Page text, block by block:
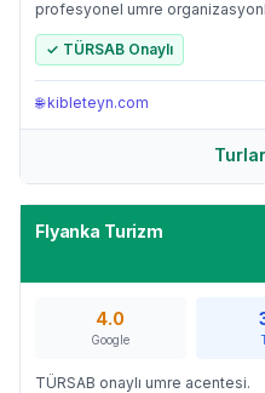
profesyonel umre
✓ TÜRSAB Onaylı
🌐kibleteyn.com
Flyanka Turizm
4.0
Google
TÜRSAB onaylı umre acentesi.